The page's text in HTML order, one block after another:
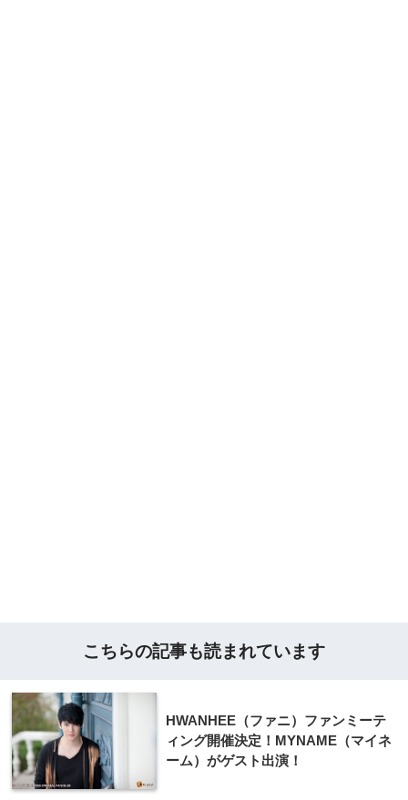
こちらの記事も読まれています
HWANHEE（ファニ）ファンミーテ
ィング開催決定！MYNAME（マイネ
ーム）がゲスト出演！